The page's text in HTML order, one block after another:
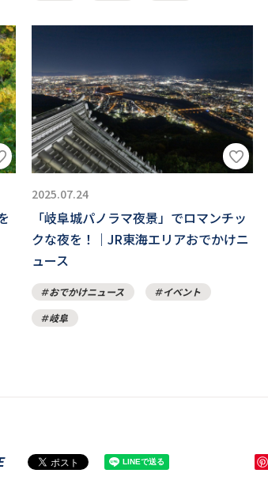
2025.07.24
「岐阜城パノラマ夜景」でロマンチッ
クな夜を！｜JR東海エリアおでかけニ
ュース
おでかけニュース
イベント
岐阜